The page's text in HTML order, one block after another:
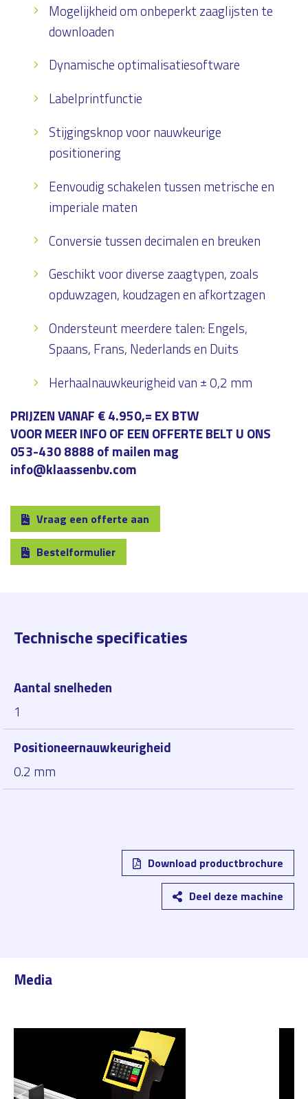
Mogelijkheid om onbeperkt zaaglijsten te
downloaden
Dynamische optimalisatiesoftware
Labelprintfunctie
Stijgingsknop voor nauwkeurige
positionering
Eenvoudig schakelen tussen metrische en
imperiale maten
Conversie tussen decimalen en breuken
Geschikt voor diverse zaagtypen, zoals
opduwzagen, koudzagen en afkortzagen
Ondersteunt meerdere talen: Engels,
Spaans, Frans, Nederlands en Duits
Herhaalnauwkeurigheid van ± 0,2 mm
PRIJZEN VANAF € 4.950,= EX BTW
VOOR MEER INFO OF EEN OFFERTE BELT U ONS
053-430 8888 of mailen mag
info@klaassenbv.com
Vraag een offerte aan
Bestelformulier
Technische specificaties
Aantal snelheden
1
Positioneernauwkeurigheid
0.2 mm
Download productbrochure
Deel deze machine
Media